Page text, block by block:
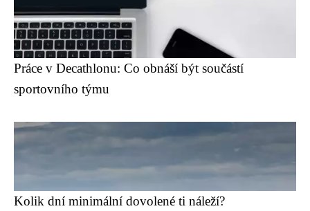
Práce v Decathlonu: Co obnáší být součástí
sportovního týmu
Kolik dní minimální dovolené ti náleží?